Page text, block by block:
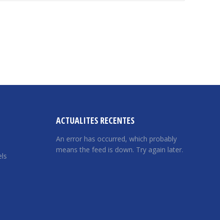
ACTUALITES RECENTES
An error has occurred, which probably
means the feed is down. Try again later.